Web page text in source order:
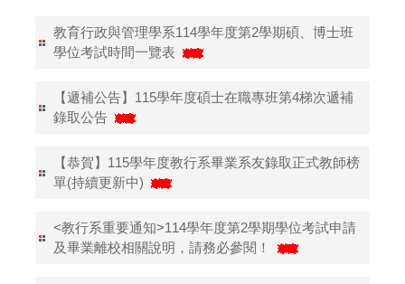
課程資訊
專業活動與成果
學習活動與成果
畢業生
教育行政與管理學系114學年度第2學期碩、博士班
學位考試時間一覽表
【遞補公告】115學年度碩士在職專班第4梯次遞補
錄取公告
【恭賀】115學年度教行系畢業系友錄取正式教師榜
單(持續更新中)
<教行系重要通知>114學年度第2學期學位考試申請
及畢業離校相關說明，請務必參閱！